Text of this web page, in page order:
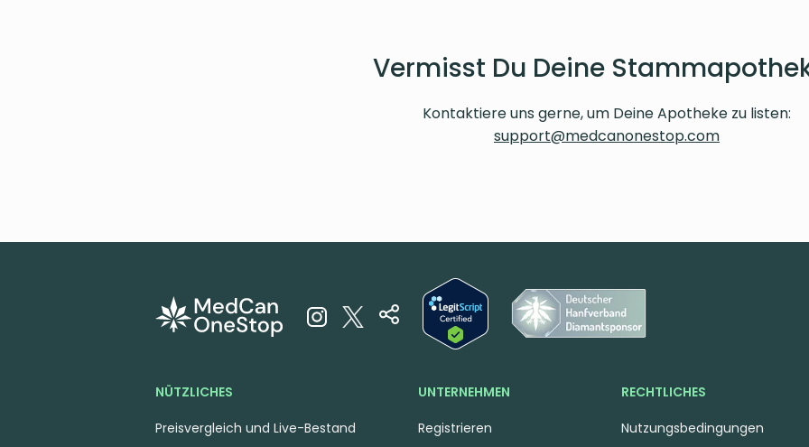
Vermisst Du Deine
Kontaktiere uns gerne, um Deine Apotheke zu listen:
support@medcanonestop.com
NÜTZLICHES
Preisvergleich und Live-Bestand
UNTERNEHMEN
Registrieren
RECHTLICHES
Nutzungsbedingungen